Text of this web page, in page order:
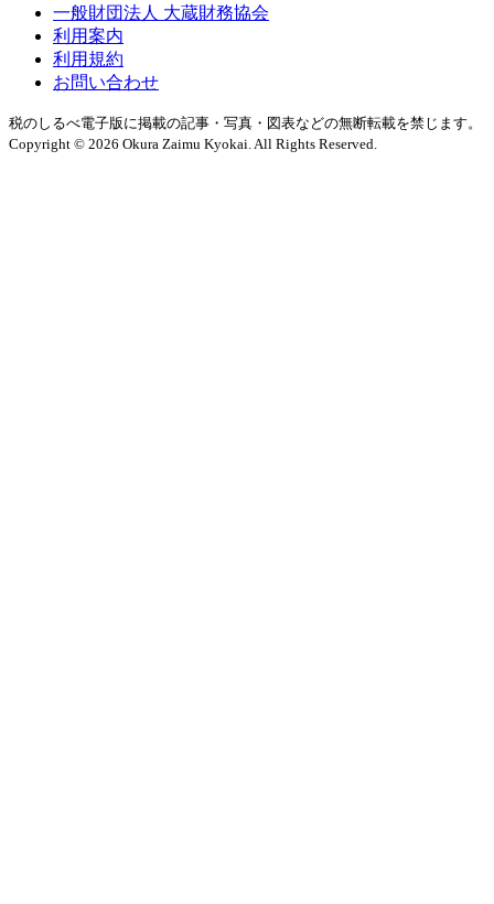
一般財団法人 大蔵財務協会
利用案内
利用規約
お問い合わせ
税のしるべ電子版に掲載の記事・写真・図表などの無断転載を禁じます。
Copyright © 2026 Okura Zaimu Kyokai. All Rights Reserved.